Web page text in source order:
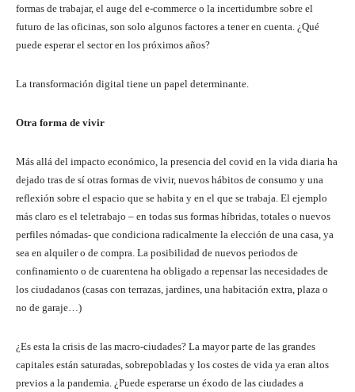
formas de trabajar, el auge del e-commerce o la incertidumbre sobre el
futuro de las oficinas, son solo algunos factores a tener en cuenta. ¿Qué
puede esperar el sector en los próximos años?
La transformación digital tiene un papel determinante.
Otra forma de vivir
Más allá del impacto económico, la presencia del covid en la vida diaria ha
dejado tras de sí otras formas de vivir, nuevos hábitos de consumo y una
reflexión sobre el espacio que se habita y en el que se trabaja. El ejemplo
más claro es el teletrabajo – en todas sus formas híbridas, totales o nuevos
perfiles nómadas- que condiciona radicalmente la elección de una casa, ya
sea en alquiler o de compra. La posibilidad de nuevos periodos de
confinamiento o de cuarentena ha obligado a repensar las necesidades de
los ciudadanos (casas con terrazas, jardines, una habitación extra, plaza o
no de garaje…)
¿Es esta la crisis de las macro-ciudades? La mayor parte de las grandes
capitales están saturadas, sobrepobladas y los costes de vida ya eran altos
previos a la pandemia. ¿Puede esperarse un éxodo de las ciudades a